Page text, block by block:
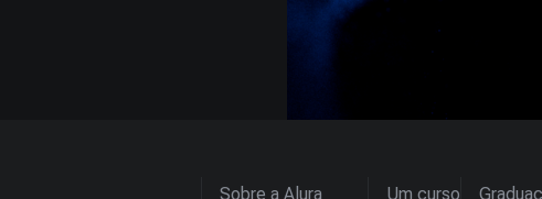
Sobre a Alura Um curso